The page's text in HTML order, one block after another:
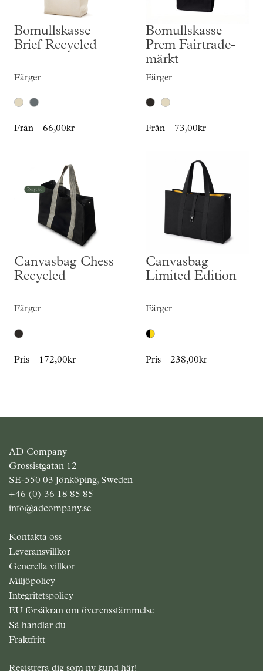
Bomullskasse
Brief Recycled
Färger
Från 66,00kr
Bomullskasse
Prem Fairtrade-
märkt
Färger
Från 73,00kr
Canvasbag Chess
Recycled
Färger
Pris 172,00kr
Canvasbag
Limited Edition
Färger
Pris 238,00kr
AD Company
Grossistgatan 12
SE-550 03 Jönköping, Sweden
+46 (0) 36 18 85 85
info@adcompany.se
Kontakta oss
Leveransvillkor
Generella villkor
Miljöpolicy
Integritetspolicy
EU försäkran om överensstämmelse
Så handlar du
Fraktfritt
Registrera dig som ny kund här!